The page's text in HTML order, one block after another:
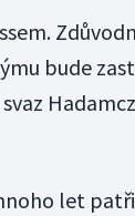
bude
let